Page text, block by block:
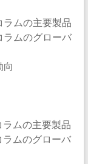
ムの主要製品
ムのグローバ
ムの主要製品
ムのグローバ